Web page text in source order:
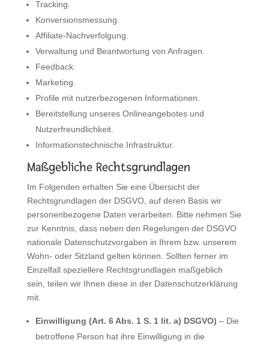
Tracking.
Konversionsmessung.
Affiliate-Nachverfolgung.
Verwaltung und Beantwortung von Anfragen.
Feedback.
Marketing.
Profile mit nutzerbezogenen Informationen.
Bereitstellung unseres Onlineangebotes und
Nutzerfreundlichkeit.
Informationstechnische Infrastruktur.
Maßgebliche Rechtsgrundlagen
Im Folgenden erhalten Sie eine Übersicht der
Rechtsgrundlagen der DSGVO, auf deren Basis wir
personenbezogene Daten verarbeiten. Bitte nehmen Sie
zur Kenntnis, dass neben den Regelungen der DSGVO
nationale Datenschutzvorgaben in Ihrem bzw. unserem
Wohn- oder Sitzland gelten können. Sollten ferner im
Einzelfall speziellere Rechtsgrundlagen maßgeblich
sein, teilen wir Ihnen diese in der Datenschutzerklärung
mit.
Einwilligung (Art. 6 Abs. 1 S. 1 lit. a) DSGVO) – Die
betroffene Person hat ihre Einwilligung in die